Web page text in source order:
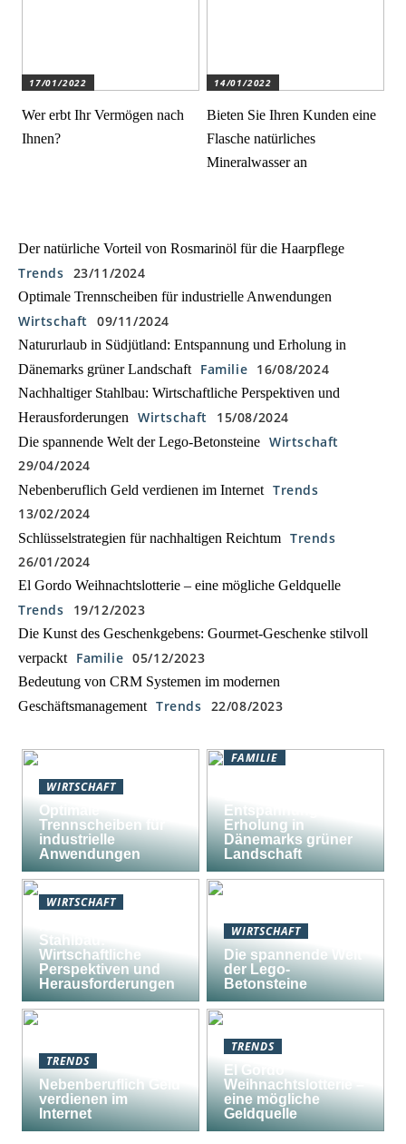
17/01/2022
Wer erbt Ihr Vermögen nach
Ihnen?
14/01/2022
Bieten Sie Ihren Kunden eine
Flasche natürliches
Mineralwasser an
Der natürliche Vorteil von Rosmarinöl für die Haarpflege
Trends 23/11/2024
Optimale Trennscheiben für industrielle Anwendungen
Wirtschaft 09/11/2024
Natururlaub in Südjütland: Entspannung und Erholung in
Dänemarks grüner Landschaft
Familie 16/08/2024
Nachhaltiger Stahlbau: Wirtschaftliche Perspektiven und
Herausforderungen
Wirtschaft 15/08/2024
Die spannende Welt der Lego-Betonsteine Wirtschaft
29/04/2024
Nebenberuflich Geld verdienen im Internet Trends
13/02/2024
Schlüsselstrategien für nachhaltigen Reichtum Trends
26/01/2024
El Gordo Weihnachtslotterie – eine mögliche Geldquelle
Trends 19/12/2023
Die Kunst des Geschenkgebens: Gourmet-Geschenke stilvoll
verpackt
Familie 05/12/2023
Bedeutung von CRM Systemen im modernen
Geschäftsmanagement Trends 22/08/2023
WIRTSCHAFT
Optimale
Trennscheiben für
industrielle
Anwendungen
FAMILIE
Entspannung und
Erholung in
Dänemarks grüner
Landschaft
WIRTSCHAFT
Stahlbau:
Wirtschaftliche
Perspektiven und
Herausforderungen
WIRTSCHAFT
Die spannende Welt
der Lego-
Betonsteine
TRENDS
Nebenberuflich Geld
verdienen im
Internet
TRENDS
El Gordo
Weihnachtslotterie –
eine mögliche
Geldquelle